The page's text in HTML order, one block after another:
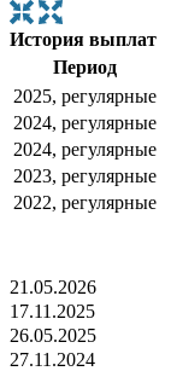
История выплат
Период
2025, регулярные
2024, регулярные
2024, регулярные
2023, регулярные
2022, регулярные
21.05.2026
17.11.2025
26.05.2025
27.11.2024